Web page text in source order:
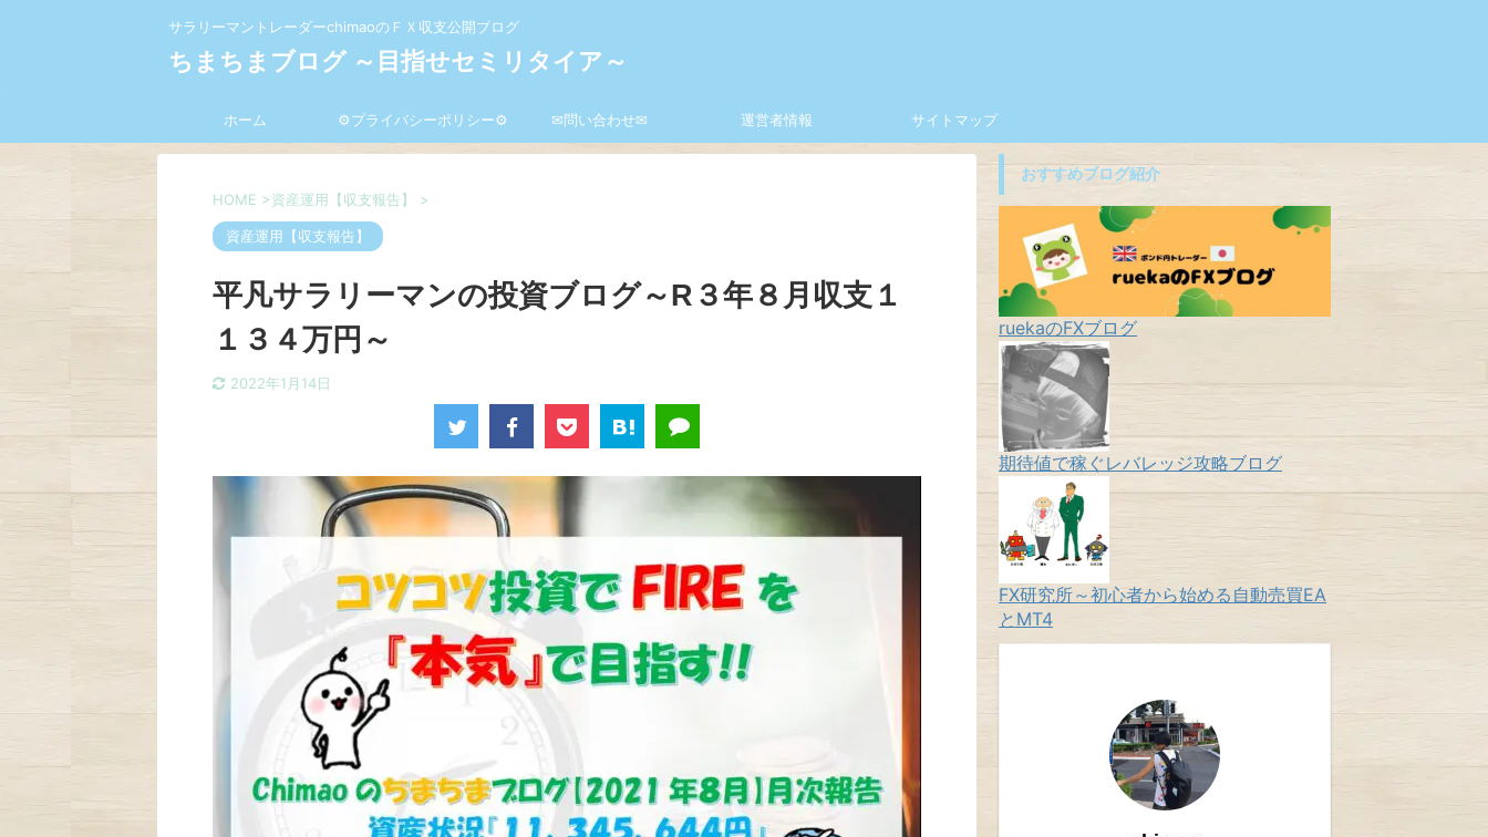
サラリーマントレーダーchimaoのＦＸ収支公開ブログ
ちまちまブログ ～目指せセミリタイア～
ホーム ⚙プライバシーポリシー⚙ ✉問い合わせ✉ 運営者情報 サイトマップ
HOME >資産運用【収支報告】 >
資産運用【収支報告】
平凡サラリーマンの投資ブログ～R３年８月収支１
１３４万円～
2022年1月14日
おすすめブログ紹介
ruekaのFXブログ
期待値で稼ぐレバレッジ攻略ブログ
FX研究所～初心者から始める自動売買EA
とMT4